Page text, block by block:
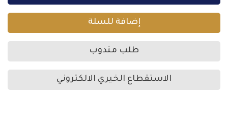
إضافة للسلة
طلب مندوب
الاستقطاع الخيري الالكتروني